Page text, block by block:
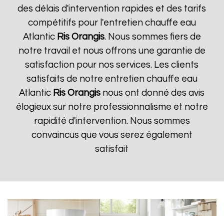
des délais d'intervention rapides et des tarifs
compétitifs pour l'entretien chauffe eau
Atlantic Ris Orangis. Nous sommes fiers de
notre travail et nous offrons une garantie de
satisfaction pour nos services. Les clients
satisfaits de notre entretien chauffe eau
Atlantic Ris Orangis nous ont donné des avis
élogieux sur notre professionnalisme et notre
rapidité d'intervention. Nous sommes
convaincus que vous serez également
satisfait